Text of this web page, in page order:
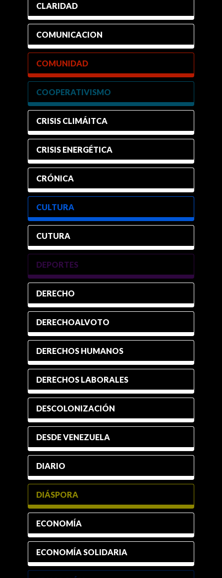
CLARIDAD
COMUNICACION
COMUNIDAD
COOPERATIVISMO
CRISIS CLIMÁITCA
CRISIS ENERGÉTICA
CRÓNICA
CULTURA
CUTURA
DEPORTES
DERECHO
DERECHOALVOTO
DERECHOS HUMANOS
DERECHOS LABORALES
DESCOLONIZACIÓN
DESDE VENEZUELA
DIARIO
DIÁSPORA
ECONOMÍA
ECONOMÍA SOLIDARIA